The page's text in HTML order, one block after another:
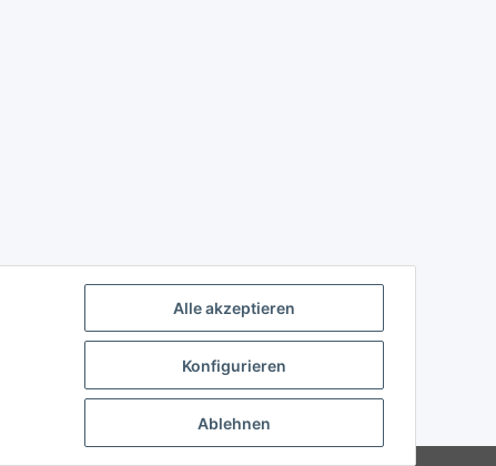
Alle akzeptieren
Konfigurieren
Ablehnen